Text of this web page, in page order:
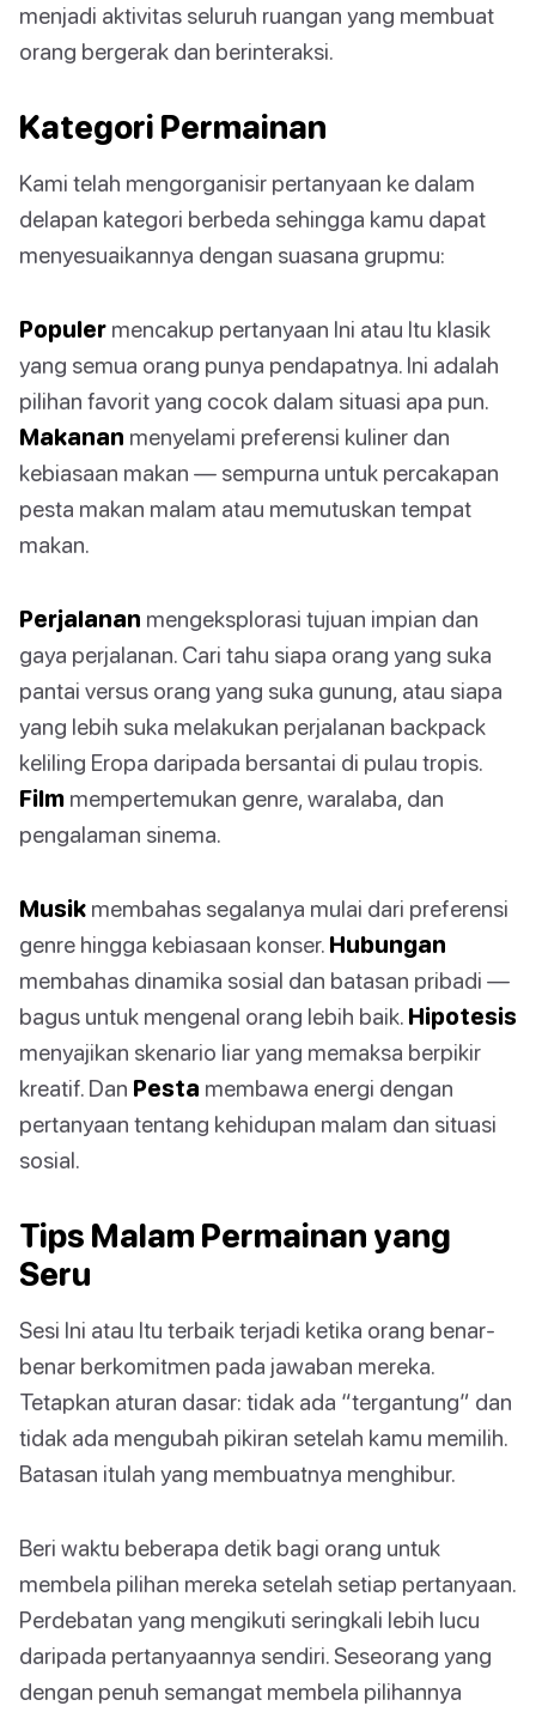
menjadi aktivitas seluruh ruangan yang membuat
orang bergerak dan berinteraksi.
Kategori Permainan
Kami telah mengorganisir pertanyaan ke dalam
delapan kategori berbeda sehingga kamu dapat
menyesuaikannya dengan suasana grupmu:
Populer mencakup pertanyaan Ini atau Itu klasik
yang semua orang punya pendapatnya. Ini adalah
pilihan favorit yang cocok dalam situasi apa pun.
Makanan menyelami preferensi kuliner dan
kebiasaan makan — sempurna untuk percakapan
pesta makan malam atau memutuskan tempat
makan.
Perjalanan mengeksplorasi tujuan impian dan
gaya perjalanan. Cari tahu siapa orang yang suka
pantai versus orang yang suka gunung, atau siapa
yang lebih suka melakukan perjalanan backpack
keliling Eropa daripada bersantai di pulau tropis.
Film mempertemukan genre, waralaba, dan
pengalaman sinema.
Musik membahas segalanya mulai dari preferensi
genre hingga kebiasaan konser. Hubungan
membahas dinamika sosial dan batasan pribadi —
bagus untuk mengenal orang lebih baik. Hipotesis
menyajikan skenario liar yang memaksa berpikir
kreatif. Dan Pesta membawa energi dengan
pertanyaan tentang kehidupan malam dan situasi
sosial.
Tips Malam Permainan yang
Seru
Sesi Ini atau Itu terbaik terjadi ketika orang benar-
benar berkomitmen pada jawaban mereka.
Tetapkan aturan dasar: tidak ada “tergantung” dan
tidak ada mengubah pikiran setelah kamu memilih.
Batasan itulah yang membuatnya menghibur.
Beri waktu beberapa detik bagi orang untuk
membela pilihan mereka setelah setiap pertanyaan.
Perdebatan yang mengikuti seringkali lebih lucu
daripada pertanyaannya sendiri. Seseorang yang
dengan penuh semangat membela pilihannya